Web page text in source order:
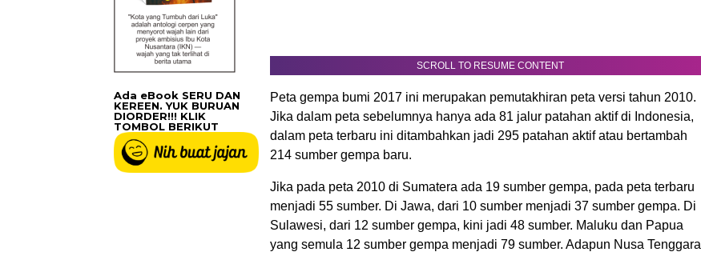
SCROLL TO RESUME CONTENT
Peta gempa bumi 2017 ini merupakan pemutakhiran peta versi tahun 2010.
Jika dalam peta sebelumnya hanya ada 81 jalur patahan aktif di Indonesia,
dalam peta terbaru ini ditambahkan jadi 295 patahan aktif atau bertambah
214 sumber gempa baru.
Jika pada peta 2010 di Sumatera ada 19 sumber gempa, pada peta terbaru
menjadi 55 sumber. Di Jawa, dari 10 sumber menjadi 37 sumber gempa. Di
Sulawesi, dari 12 sumber gempa, kini jadi 48 sumber. Maluku dan Papua
yang semula 12 sumber gempa menjadi 79 sumber. Adapun Nusa Tenggara
Ada eBook SERU DAN
KEREEN. YUK BURUAN
DIORDER!!! KLIK
TOMBOL BERIKUT